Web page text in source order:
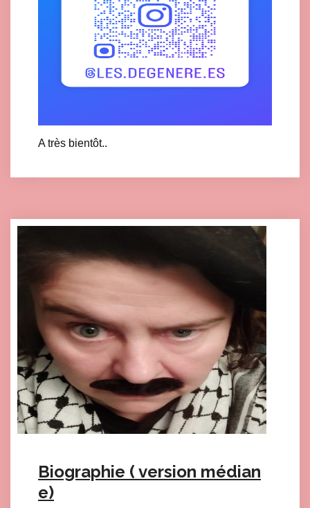
A très bientôt..
Biographie ( version médian
e)